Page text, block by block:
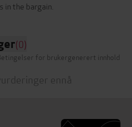
(0)
for brukergenerert innhold
ennå